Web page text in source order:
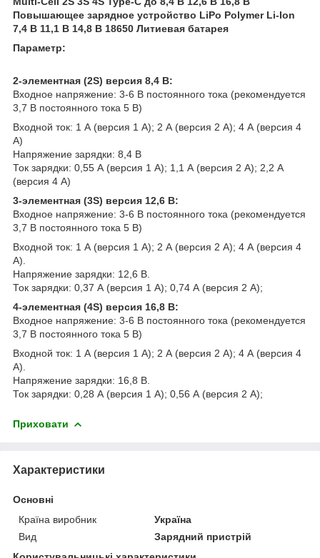
Повышающее зарядное устройство LiPo Polymer Li-Ion
7,4 В 11,1 В 14,8 В 18650 Литиевая батарея
Параметр:
2-элементная (2S) версия 8,4 В:
Входное напряжение: 3-6 В постоянного тока (рекомендуется
3,7 В постоянного тока 5 В)
Входной ток: 1 А (версия 1 А); 2 А (версия 2 А); 4 А (версия 4
А)
Напряжение зарядки: 8,4 В
Ток зарядки: 0,55 А (версия 1 А); 1,1 А (версия 2 А); 2,2 А
(версия 4 А)
3-элементная (3S) версия 12,6 В:
Входное напряжение: 3-6 В постоянного тока (рекомендуется
3,7 В постоянного тока 5 В)
Входной ток: 1 А (версия 1 А); 2 А (версия 2 А); 4 А (версия 4
А).
Напряжение зарядки: 12,6 В.
Ток зарядки: 0,37 А (версия 1 А); 0,74 А (версия 2 А);
4-элементная (4S) версия 16,8 В:
Входное напряжение: 3-6 В постоянного тока (рекомендуется
3,7 В постоянного тока 5 В)
Входной ток: 1 А (версия 1 А); 2 А (версия 2 А); 4 А (версия 4
А).
Напряжение зарядки: 16,8 В.
Ток зарядки: 0,28 А (версия 1 А); 0,56 А (версия 2 А);
Приховати
Характеристики
Основні
Країна виробник
Україна
Вид
Зарядний пристрій